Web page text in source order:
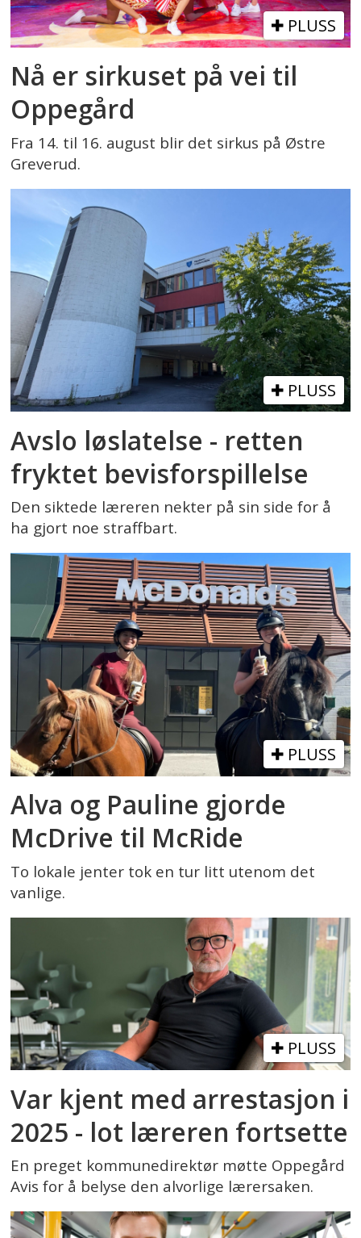
PLUSS
Nå er sirkuset på vei til
Oppegård
Fra 14. til 16. august blir det sirkus på Østre
Greverud.
PLUSS
Avslo løslatelse - retten
fryktet bevisforspillelse
Den siktede læreren nekter på sin side for å
ha gjort noe straffbart.
PLUSS
Alva og Pauline gjorde
McDrive til McRide
To lokale jenter tok en tur litt utenom det
vanlige.
PLUSS
Var kjent med arrestasjon i
2025 - lot læreren fortsette
En preget kommunedirektør møtte Oppegård
Avis for å belyse den alvorlige lærersaken.